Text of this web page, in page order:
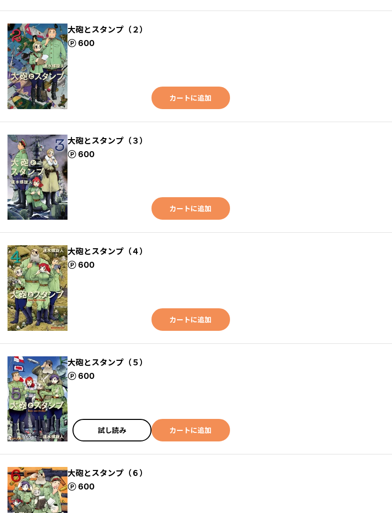
大砲とスタンプ（２）
600
ポイント
カートに追加
大砲とスタンプ（３）
600
ポイント
カートに追加
大砲とスタンプ（４）
600
ポイント
カートに追加
大砲とスタンプ（５）
600
ポイント
試し読み カートに追加
大砲とスタンプ（６）
600
ポイント